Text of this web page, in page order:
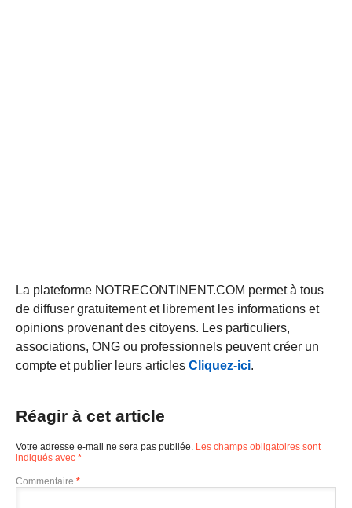
La plateforme NOTRECONTINENT.COM permet à tous
de diffuser gratuitement et librement les informations et
opinions provenant des citoyens. Les particuliers,
associations, ONG ou professionnels peuvent créer un
compte et publier leurs articles Cliquez-ici.
Réagir à cet article
Votre adresse e-mail ne sera pas publiée. Les champs obligatoires sont
indiqués avec *
Commentaire *